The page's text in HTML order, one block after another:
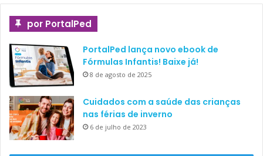
por PortalPed
PortalPed lança novo ebook de
Fórmulas Infantis! Baixe já!
8 de agosto de 2025
Cuidados com a saúde das crianças
nas férias de inverno
6 de julho de 2023